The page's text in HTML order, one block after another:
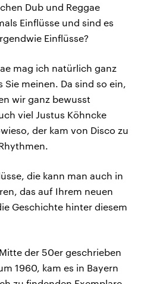
Dub und Reggae
Einflüsse und sind es
Einflüsse?
mag ich natürlich ganz
meinen. Da sind so ein,
wir ganz bewusst
viel Justus Köhncke
der kam von Disco zu
die kann man auch in
das auf Ihrem neuen
Geschichte hinter diesem
der 50er geschrieben
1960, kam es in Bayern